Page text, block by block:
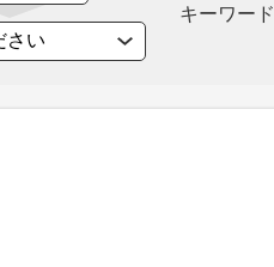
キーワード